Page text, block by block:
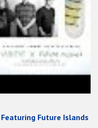
Future Islands